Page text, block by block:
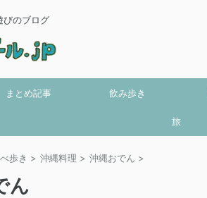
びのブログ
まとめ記事 飲み歩き
旅
歩き > 沖縄料理 > 沖縄おでん >
ん